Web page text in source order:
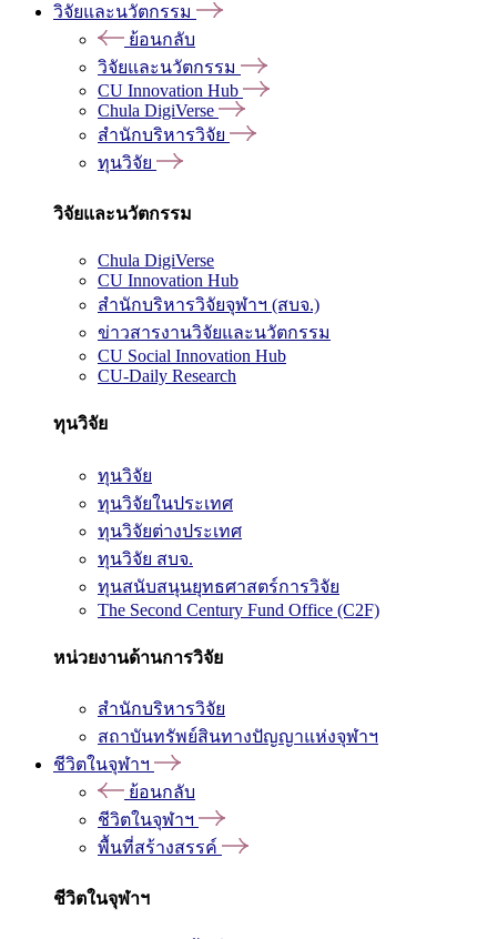
วิจัยและนวัตกรรม
ย้อนกลับ
วิจัยและนวัตกรรม
CU Innovation Hub
Chula DigiVerse
สำนักบริหารวิจัย
ทุนวิจัย
วิจัยและนวัตกรรม
Chula DigiVerse
CU Innovation Hub
สำนักบริหารวิจัยจุฬาฯ (สบจ.)
ข่าวสารงานวิจัยและนวัตกรรม
CU Social Innovation Hub
CU-Daily Research
ทุนวิจัย
ทุนวิจัย
ทุนวิจัยในประเทศ
ทุนวิจัยต่างประเทศ
ทุนวิจัย สบจ.
ทุนสนับสนุนยุทธศาสตร์การวิจัย
The Second Century Fund Office (C2F)
หน่วยงานด้านการวิจัย
สำนักบริหารวิจัย
สถาบันทรัพย์สินทางปัญญาแห่งจุฬาฯ
ชีวิตในจุฬาฯ
ย้อนกลับ
ชีวิตในจุฬาฯ
พื้นที่สร้างสรรค์
ชีวิตในจุฬาฯ